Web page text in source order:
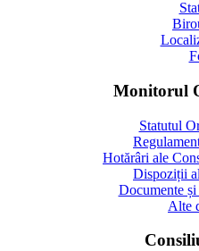
Monitorul
Statutul
Hotărâri ale
Dispoziții
Documente
Alte